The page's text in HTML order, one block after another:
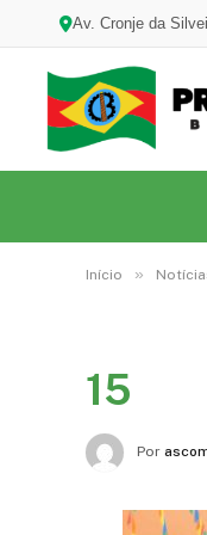
Av. Cronje da
Início »
15
Por